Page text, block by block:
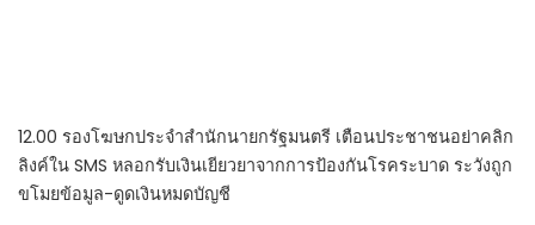
12.00 รองโฆษกประจำสำนักนายกรัฐมนตรี เตือนประชาชนอย่าคลิก
ลิงค์ใน SMS หลอกรับเงินเยียวยาจากการป้องกันโรคระบาด ระวังถูก
ขโมยข้อมูล-ดูดเงินหมดบัญชี